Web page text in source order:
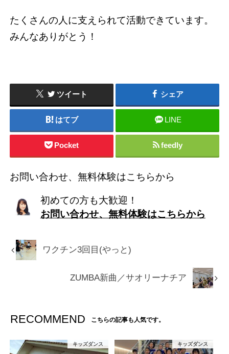
たくさんの人に支えられて活動できています。
みんなありがとう！
ツイート シェア
はてブ LINE
Pocket feedly
お問い合わせ、無料体験はこちらから
初めての方も大歓迎！
お問い合わせ、無料体験はこちらから
ワクチン3回目(やっと)
ZUMBA新曲／サオリーナチア
RECOMMEND こちらの記事も人気です。
キッズダンス キッズダンス